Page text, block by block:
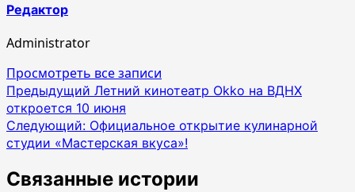
Редактор
Administrator
Просмотреть все записи
Навигация
по
записям
Предыдущий Летний кинотеатр Okko на ВДНХ
откроется 10 июня
Следующий: Официальное открытие кулинарной
студии «Мастерская вкуса»!
Связанные истории